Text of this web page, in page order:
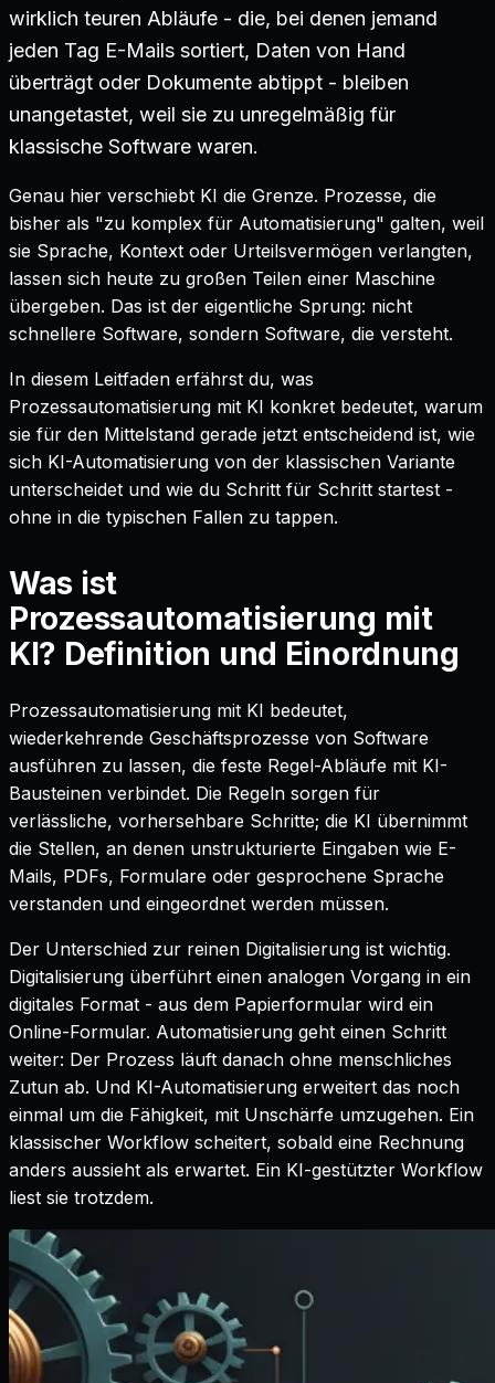
wirklich teuren Abläufe - die, bei denen jemand
jeden Tag E-Mails sortiert, Daten von Hand
überträgt oder Dokumente abtippt - bleiben
unangetastet, weil sie zu unregelmäßig für
klassische Software waren.
Genau hier verschiebt KI die Grenze. Prozesse, die
bisher als "zu komplex für Automatisierung" galten, weil
sie Sprache, Kontext oder Urteilsvermögen verlangten,
lassen sich heute zu großen Teilen einer Maschine
übergeben. Das ist der eigentliche Sprung: nicht
schnellere Software, sondern Software, die versteht.
In diesem Leitfaden erfährst du, was
Prozessautomatisierung mit KI konkret bedeutet, warum
sie für den Mittelstand gerade jetzt entscheidend ist, wie
sich KI-Automatisierung von der klassischen Variante
unterscheidet und wie du Schritt für Schritt startest -
ohne in die typischen Fallen zu tappen.
Was ist
Prozessautomatisierung mit
KI? Definition und Einordnung
Prozessautomatisierung mit KI bedeutet,
wiederkehrende Geschäftsprozesse von Software
ausführen zu lassen, die feste Regel-Abläufe mit KI-
Bausteinen verbindet. Die Regeln sorgen für
verlässliche, vorhersehbare Schritte; die KI übernimmt
die Stellen, an denen unstrukturierte Eingaben wie E-
Mails, PDFs, Formulare oder gesprochene Sprache
verstanden und eingeordnet werden müssen.
Der Unterschied zur reinen Digitalisierung ist wichtig.
Digitalisierung überführt einen analogen Vorgang in ein
digitales Format - aus dem Papierformular wird ein
Online-Formular. Automatisierung geht einen Schritt
weiter: Der Prozess läuft danach ohne menschliches
Zutun ab. Und KI-Automatisierung erweitert das noch
einmal um die Fähigkeit, mit Unschärfe umzugehen. Ein
klassischer Workflow scheitert, sobald eine Rechnung
anders aussieht als erwartet. Ein KI-gestützter Workflow
liest sie trotzdem.